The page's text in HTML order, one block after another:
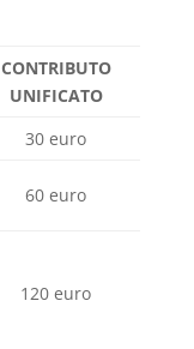
CONTRIBUTO
UNIFICATO
30 euro
60 euro
120 euro